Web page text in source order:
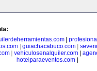
|
| guiachacabuco.com|
| vehiculosenalquiler.com|
hotelparaeventos.com|